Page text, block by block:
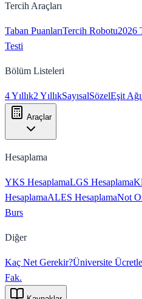
Tercih Araçları
Taban PuanlarıTercih Robotu2026
Testi
Bölüm Listeleri
4 Yıllık2 YıllıkSayısalSözelEşit
Araçlar
Hesaplama
YKS HesaplamaLGS Hesaplama
HesaplamaALES HesaplamaNot
Burs
Diğer
Kaç Net Gerekir?Üniversite
Fak.